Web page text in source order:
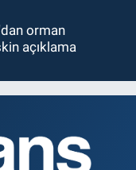
orman
açıklama